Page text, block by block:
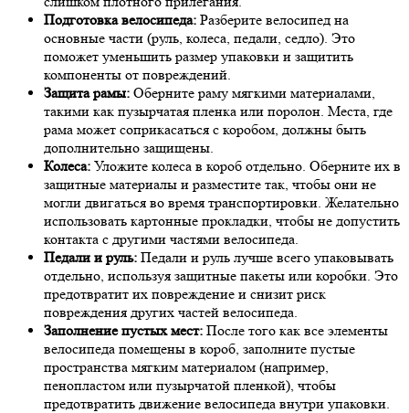
Подготовка велосипеда: Разберите велосипед на
основные части (руль, колеса, педали, седло). Это
поможет уменьшить размер упаковки и защитить
компоненты от повреждений.
Защита рамы: Оберните раму мягкими материалами,
такими как пузырчатая пленка или поролон. Места, где
рама может соприкасаться с коробом, должны быть
дополнительно защищены.
Колеса: Уложите колеса в короб отдельно. Оберните их в
защитные материалы и разместите так, чтобы они не
могли двигаться во время транспортировки. Желательно
использовать картонные прокладки, чтобы не допустить
контакта с другими частями велосипеда.
Педали и руль: Педали и руль лучше всего упаковывать
отдельно, используя защитные пакеты или коробки. Это
предотвратит их повреждение и снизит риск
повреждения других частей велосипеда.
Заполнение пустых мест: После того как все элементы
велосипеда помещены в короб, заполните пустые
пространства мягким материалом (например,
пенопластом или пузырчатой пленкой), чтобы
предотвратить движение велосипеда внутри упаковки.